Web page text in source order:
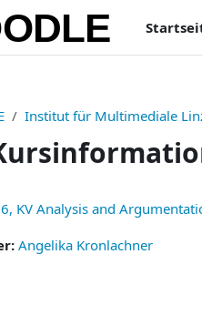
Institut für Multimediale
KV Analysis and
Angelika Kronlachner